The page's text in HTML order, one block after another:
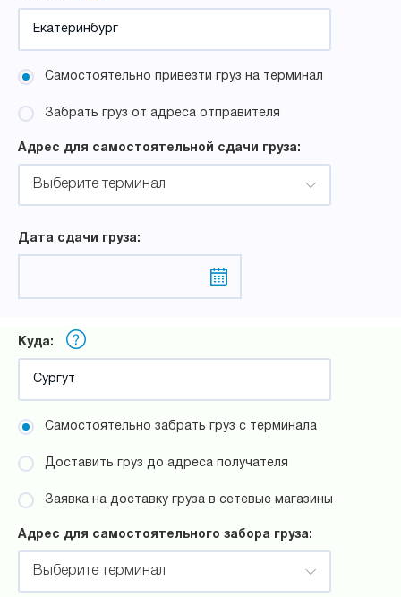
Самостоятельно привезти груз на терминал
Забрать груз от адреса отправителя
Адрес для самостоятельной сдачи груза:
Выберите терминал
Дата сдачи груза:
Куда:
Самостоятельно забрать груз с терминала
Доставить груз до адреса получателя
Заявка на доставку груза в сетевые магазины
Адрес для самостоятельного забора груза:
Выберите терминал